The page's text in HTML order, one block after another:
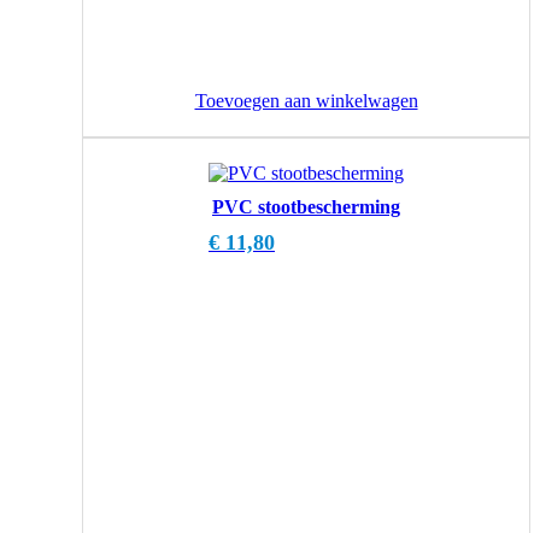
Toevoegen aan winkelwagen
PVC stootbescherming
€ 11,80